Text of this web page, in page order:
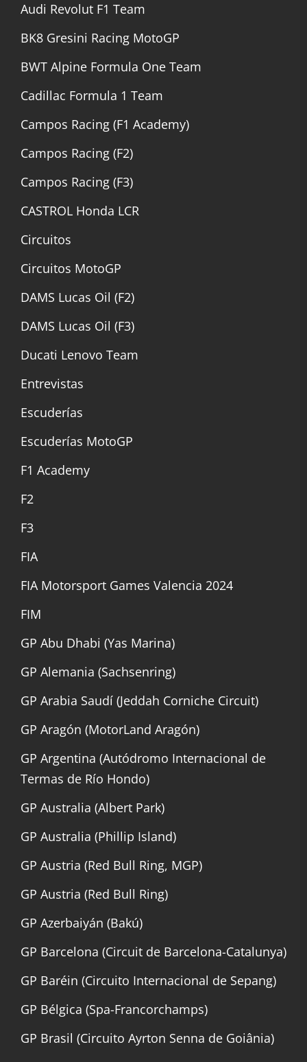
Audi Revolut F1 Team
BK8 Gresini Racing MotoGP
BWT Alpine Formula One Team
Cadillac Formula 1 Team
Campos Racing (F1 Academy)
Campos Racing (F2)
Campos Racing (F3)
CASTROL Honda LCR
Circuitos
Circuitos MotoGP
DAMS Lucas Oil (F2)
DAMS Lucas Oil (F3)
Ducati Lenovo Team
Entrevistas
Escuderías
Escuderías MotoGP
F1 Academy
F2
F3
FIA
FIA Motorsport Games Valencia 2024
FIM
GP Abu Dhabi (Yas Marina)
GP Alemania (Sachsenring)
GP Arabia Saudí (Jeddah Corniche Circuit)
GP Aragón (MotorLand Aragón)
GP Argentina (Autódromo Internacional de
Termas de Río Hondo)
GP Australia (Albert Park)
GP Australia (Phillip Island)
GP Austria (Red Bull Ring, MGP)
GP Austria (Red Bull Ring)
GP Azerbaiyán (Bakú)
GP Barcelona (Circuit de Barcelona-Catalunya)
GP Baréin (Circuito Internacional de Sepang)
GP Bélgica (Spa-Francorchamps)
GP Brasil (Circuito Ayrton Senna de Goiânia)